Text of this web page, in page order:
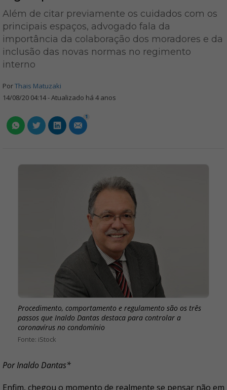
Além de citar previamente os cuidados com os
principais espaços, advogado fala da
importância da colaboração dos moradores e da
inclusão das novas normas no regimento
interno
PorThais Matuzaki
14/08/20 04:14 - Atualizado há 4 anos
1
Procedimento, comportamento e regulamento são os três
passos que Inaldo Dantas destaca para controlar a
coronavírus no condomínio
iStock
Por Inaldo Dantas*
Enfim, chegou o momento de realmente se pensar não em